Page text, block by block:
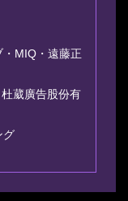
MIQ・遠藤正
葳廣告股份有
グ